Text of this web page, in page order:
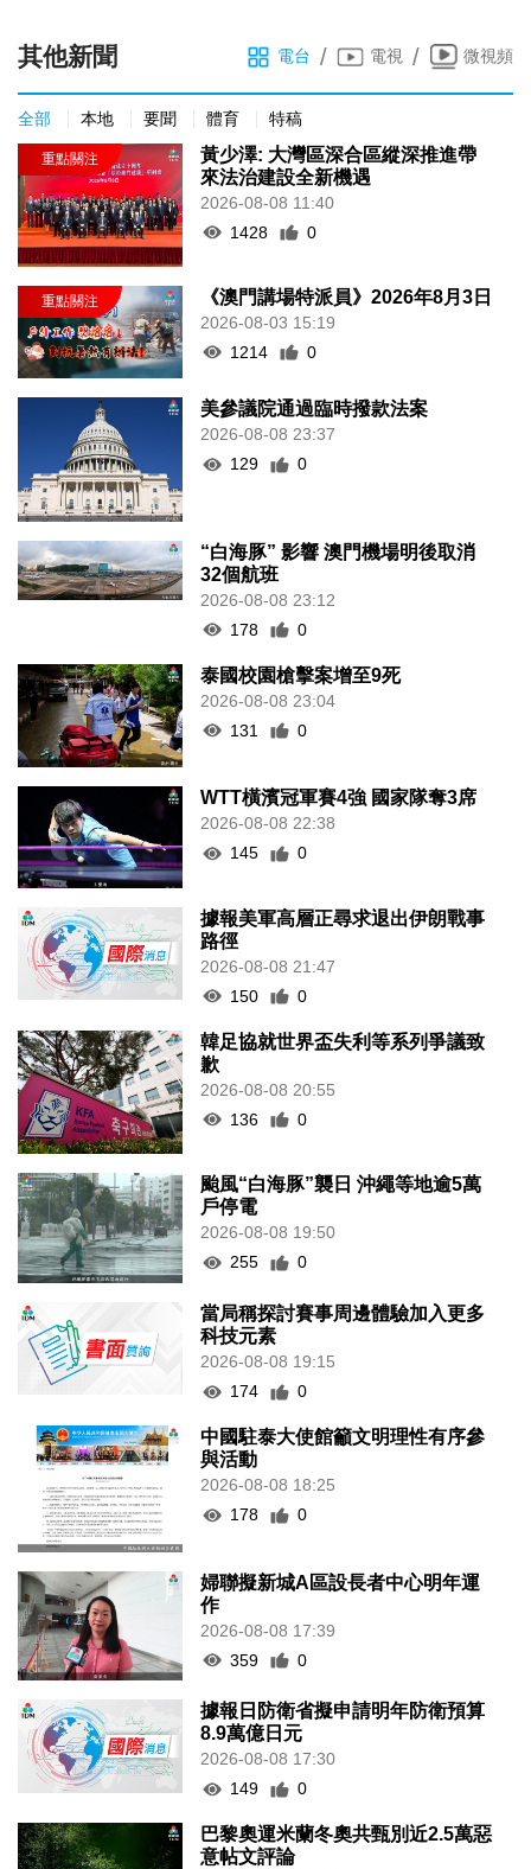
其他新聞 電台 / 電視 / 微視頻
全部 本地 要聞 體育 特稿
黃少澤: 大灣區深合區縱深推進帶
來法治建設全新機遇
2026-08-08 11:40
1428
0
《澳門講場特派員》2026年8月3日
2026-08-03 15:19
1214
0
美參議院通過臨時撥款法案
2026-08-08 23:37
129
0
“白海豚” 影響 澳門機場明後取消
32個航班
2026-08-08 23:12
178
0
泰國校園槍擊案增至9死
2026-08-08 23:04
131
0
WTT橫濱冠軍賽4強 國家隊奪3席
2026-08-08 22:38
145
0
據報美軍高層正尋求退出伊朗戰事
路徑
2026-08-08 21:47
150
0
韓足協就世界盃失利等系列爭議致
歉
2026-08-08 20:55
136
0
颱風“白海豚”襲日 沖繩等地逾5萬
戶停電
2026-08-08 19:50
255
0
當局稱探討賽事周邊體驗加入更多
科技元素
2026-08-08 19:15
174
0
中國駐泰大使館籲文明理性有序參
與活動
2026-08-08 18:25
178
0
婦聯擬新城A區設長者中心明年運
作
2026-08-08 17:39
359
0
據報日防衛省擬申請明年防衛預算
8.9萬億日元
2026-08-08 17:30
149
0
巴黎奧運米蘭冬奧共甄別近2.5萬惡
意帖文評論